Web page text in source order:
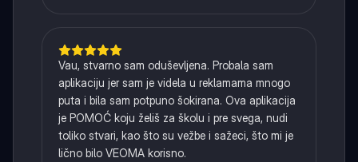
Vau, stvarno sam oduševljena. Probala sam
aplikaciju jer sam je videla u reklamama mnogo
puta i bila sam potpuno šokirana. Ova aplikacija
je POMOĆ koju želiš za školu i pre svega, nudi
toliko stvari, kao što su vežbe i sažeci, što mi je
lično bilo VEOMA korisno.